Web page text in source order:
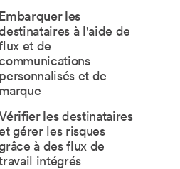
Embarquer les
à l'aide de
et de
personnalisés et de
marque
lesdestinataires
gérer les risques
à des flux de
intégrés